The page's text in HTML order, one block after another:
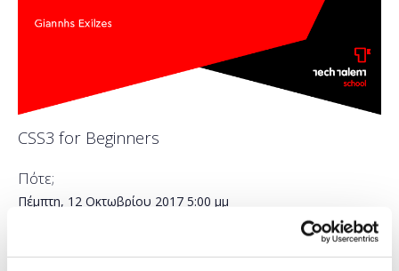
CSS3 for Beginners
Πότε;
Πέμπτη, 12 Οκτωβρίου 2017 5:00 μμ